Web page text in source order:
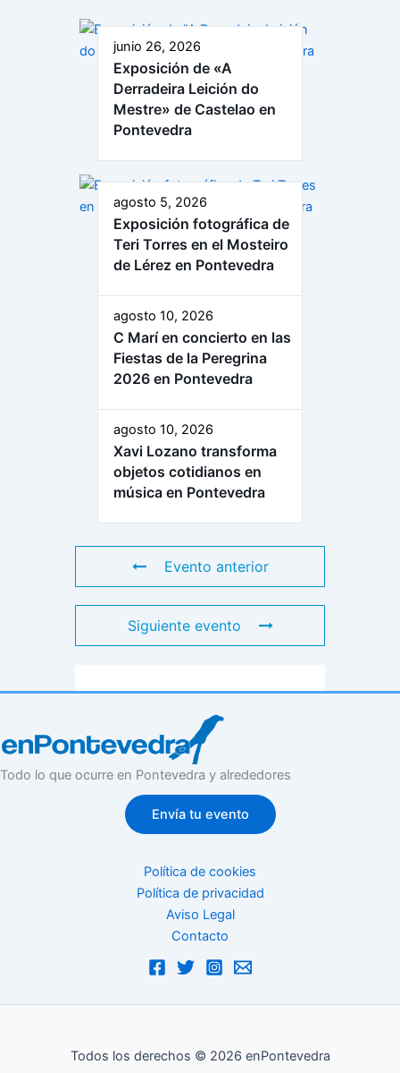
junio 26, 2026
Exposición de «A
Derradeira Leición do
Mestre» de Castelao en
Pontevedra
agosto 5, 2026
Exposición fotográfica de
Teri Torres en el Mosteiro
de Lérez en Pontevedra
agosto 10, 2026
C Marí en concierto en las
Fiestas de la Peregrina
2026 en Pontevedra
agosto 10, 2026
Xavi Lozano transforma
objetos cotidianos en
música en Pontevedra
Evento anterior
Siguiente evento
Todo lo que ocurre en Pontevedra y alrededores
Envía tu evento
Política de cookies
Política de privacidad
Aviso Legal
Contacto
Todos los derechos © 2026 enPontevedra